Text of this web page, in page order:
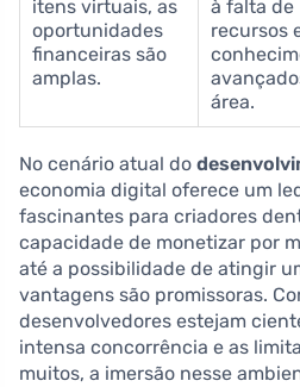
itens virtuais, as
oportunidades
financeiras são
amplas.
à falta de
recursos
área.
No cenário atual do
economia digital oferece um
fascinantes para criadores
capacidade de monetizar por
até a possibilidade de atingir
vantagens são promissoras.
desenvolvedores estejam
intensa concorrência e as
muitos, a imersão nesse